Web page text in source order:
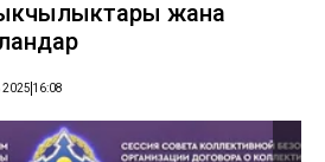
жана
2025 16:08